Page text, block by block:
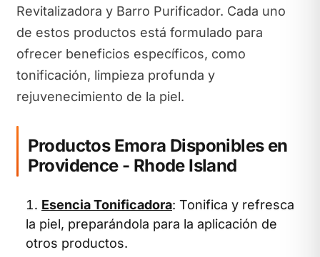
Revitalizadora y Barro Purificador. Cada uno
de estos productos está formulado para
ofrecer beneficios específicos, como
tonificación, limpieza profunda y
rejuvenecimiento de la piel.
Productos Emora Disponibles en
Providence - Rhode Island
Esencia Tonificadora: Tonifica y refresca
la piel, preparándola para la aplicación de
otros productos.